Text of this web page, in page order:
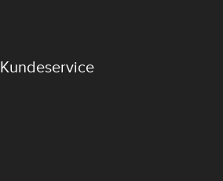
Kundeservice